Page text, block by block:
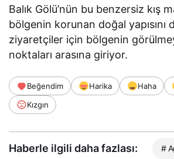
Balık Gölü’nün bu benzersiz kış
bölgenin korunan doğal yapısını
ziyaretçiler için bölgenin
noktaları arasına giriyor.
Beğendim Harika Haha
Kızgın
Haberle ilgili daha fazlası: #